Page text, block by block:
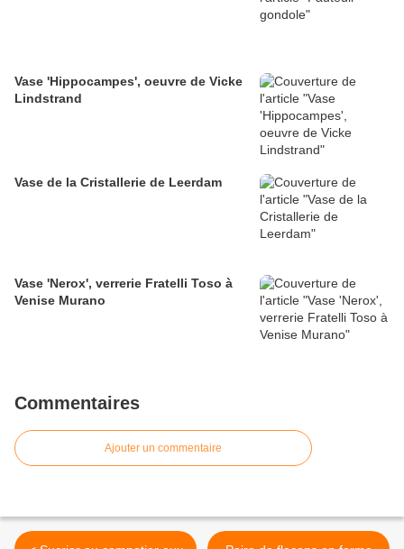
Vase 'Hippocampes', oeuvre de Vicke
Lindstrand
Vase de la Cristallerie de Leerdam
Vase 'Nerox', verrerie Fratelli Toso à
Venise Murano
Commentaires
Ajouter un commentaire